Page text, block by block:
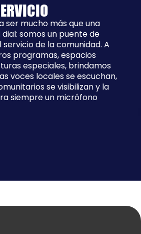
ser mucho más que una
somos un puente de
de la comunidad. A
programas, espacios
especiales, brindamos
voces locales se escuchan,
se visibilizan y la
siempre un micrófono